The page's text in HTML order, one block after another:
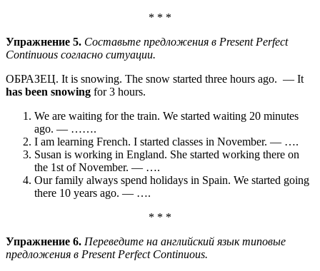
* * *
Упражнение 5. Составьте предложения в Present Perfect
Continuous согласно ситуации.
ОБРАЗЕЦ. It is snowing. The snow started three hours ago. — It
has been snowing for 3 hours.
We are waiting for the train. We started waiting 20 minutes
ago. — …….
I am learning French. I started classes in November. — ….
Susan is working in England. She started working there on
the 1st of November. — ….
Our family always spend holidays in Spain. We started going
there 10 years ago. — ….
* * *
Упражнение 6. Переведите на английский язык типовые
предложения в Present Perfect Continuous.